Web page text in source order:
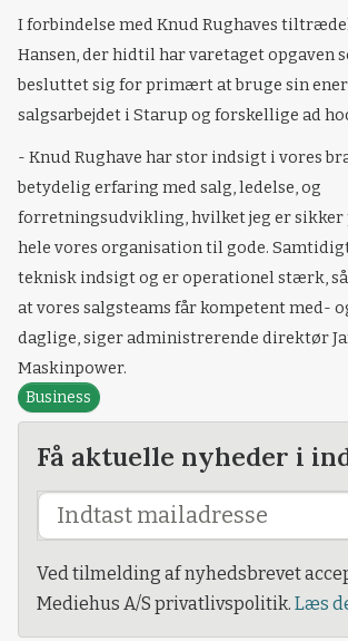
I forbindelse med Knud Rughaves
Hansen, der hidtil har varetaget opgaven
besluttet sig for primært at bruge sin
salgsarbejdet i Starup og forskellige ad
- Knud Rughave har stor indsigt i vores
betydelig erfaring med salg, ledelse, og
forretningsudvikling, hvilket jeg er sikker
hele vores organisation til gode.
teknisk indsigt og er operationel stærk, så
at vores salgsteams får kompetent med-
daglige, siger administrerende direktør
Maskinpower.
Business
Få aktuelle nyheder i
Ved tilmelding af nyhedsbrevet
Mediehus A/S privatlivspolitik. Læs